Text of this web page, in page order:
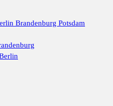
Brandenburg Potsdam